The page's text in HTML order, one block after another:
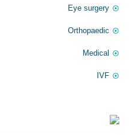
Eye surgery
Orthopaedic
Medical
IVF